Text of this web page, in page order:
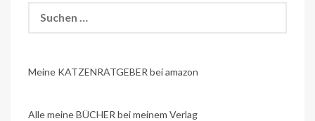
nach:
Meine KATZENRATGEBER bei amazon
Alle meine BÜCHER bei meinem Verlag